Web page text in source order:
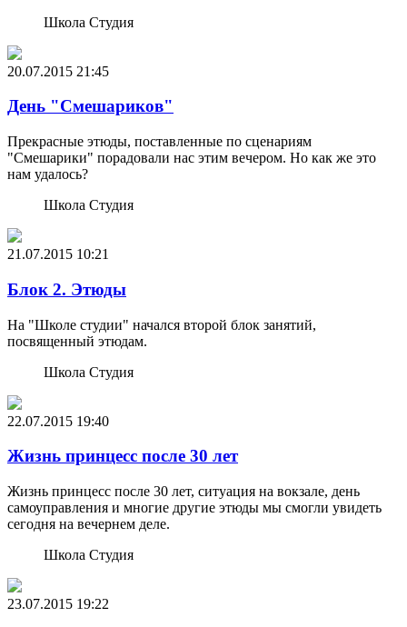
Школа Студия
20.07.2015 21:45
День "Смешариков"
Прекрасные этюды, поставленные по сценариям
"Смешарики" порадовали нас этим вечером. Но как же это
нам удалось?
Школа Студия
21.07.2015 10:21
Блок 2. Этюды
На "Школе студии" начался второй блок занятий,
посвященный этюдам.
Школа Студия
22.07.2015 19:40
Жизнь принцесс после 30 лет
Жизнь принцесс после 30 лет, ситуация на вокзале, день
самоуправления и многие другие этюды мы смогли увидеть
сегодня на вечернем деле.
Школа Студия
23.07.2015 19:22